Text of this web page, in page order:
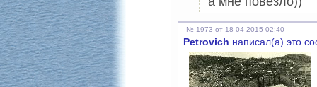
№ 1973 от 18-04-2015 02:40
Petrovich написал(а) это